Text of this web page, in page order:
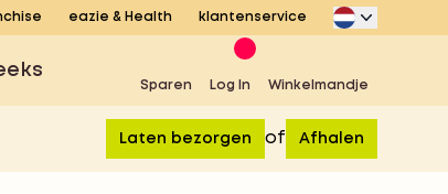
eazie & Health klantenservice
Sparen Log In Winkelmandje
Laten bezorgen of Afhalen